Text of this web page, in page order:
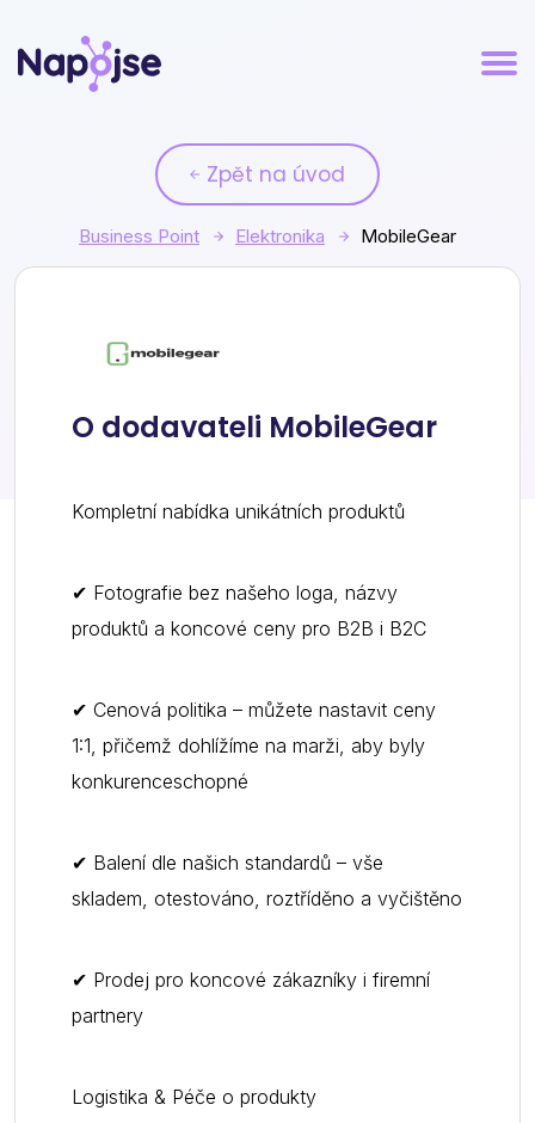
Zpět na úvod
Business Point Elektronika MobileGear
O dodavateli MobileGear
Kompletní nabídka unikátních produktů
✔ Fotografie bez našeho loga, názvy
produktů a koncové ceny pro B2B i B2C
✔ Cenová politika – můžete nastavit ceny
1:1, přičemž dohlížíme na marži, aby byly
konkurenceschopné
✔ Balení dle našich standardů – vše
skladem, otestováno, roztříděno a vyčištěno
✔ Prodej pro koncové zákazníky i firemní
partnery
Logistika & Péče o produkty